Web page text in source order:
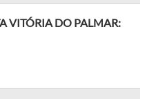
VITÓRIA DO PALMAR: